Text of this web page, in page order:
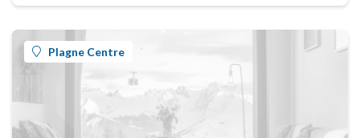
Plagne Centre